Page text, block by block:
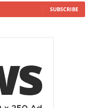
SUBSCRIBE